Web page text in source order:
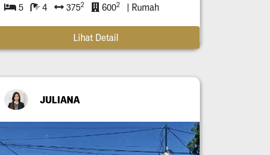
5 4 3752 6002 | Rumah
Lihat Detail
JULIANA